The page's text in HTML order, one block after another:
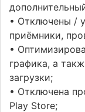
• Отключены /
приёмники,
•
графика, а
загрузки;
• Отключена
Play Store;